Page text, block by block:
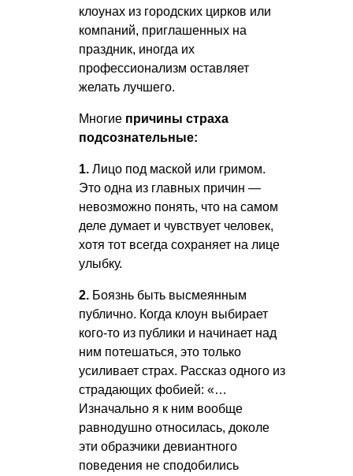
клоунах из городских цирков или
компаний, приглашенных на
праздник, иногда их
профессионализм оставляет
желать лучшего.
Многие причины страха
подсознательные:
1. Лицо под маской или гримом.
Это одна из главных причин —
невозможно понять, что на самом
деле думает и чувствует человек,
хотя тот всегда сохраняет на лице
улыбку.
2. Боязнь быть высмеянным
публично. Когда клоун выбирает
кого-то из публики и начинает над
ним потешаться, это только
усиливает страх. Рассказ одного из
страдающих фобией: «…
Изначально я к ним вообще
равнодушно относилась, доколе
эти образчики девиантного
поведения не сподобились